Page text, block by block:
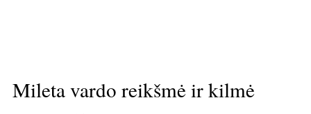
Mileta vardo reikšmė ir kilmė